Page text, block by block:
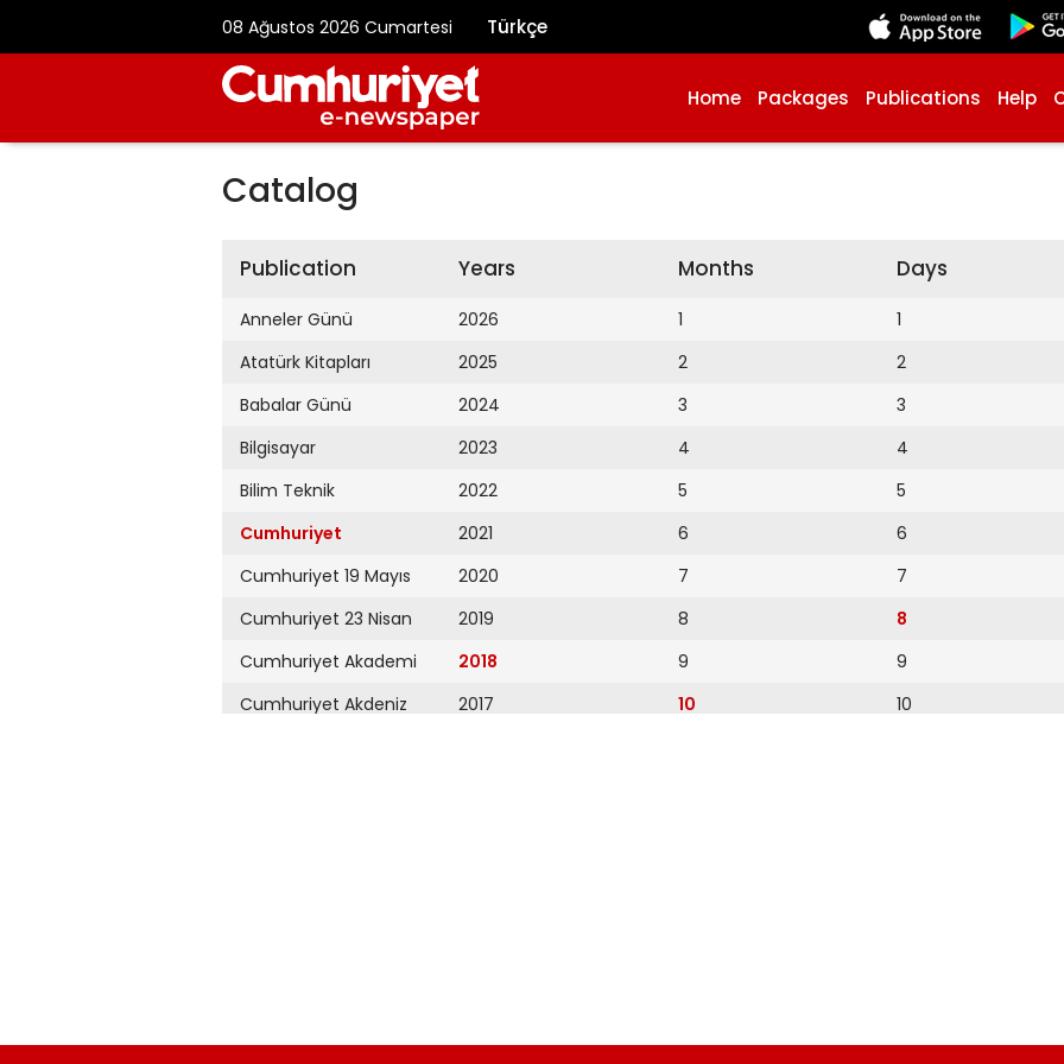
08 Ağustos 2026 Cumartesi Türkçe
Home Packages Publications Help
Catalog
Publication
Anneler Günü
Atatürk Kitapları
Babalar Günü
Bilgisayar
Bilim Teknik
Cumhuriyet
Cumhuriyet 19 Mayıs
Cumhuriyet 23 Nisan
Cumhuriyet Akademi
Cumhuriyet Akdeniz
Cumhuriyet Çevre
Years
2026
2025
2024
2023
2022
2021
2020
2019
2018
2017
2009
Months
1
2
3
4
5
6
7
8
9
10
Days
1
2
3
4
5
6
7
8
9
10
18